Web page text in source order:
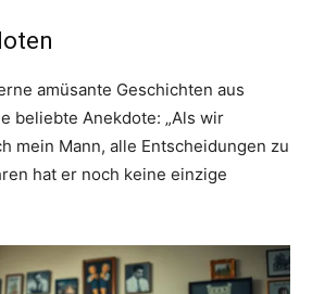
amüsante Geschichten aus
beliebte Anekdote: „Als wir
mein Mann, alle Entscheidungen zu
hat er noch keine einzige